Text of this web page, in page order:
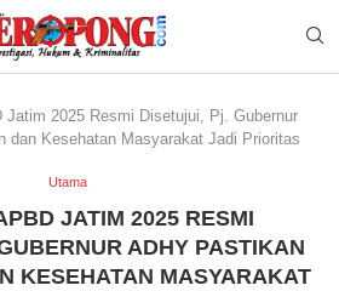
Jatim 2025 Resmi Disetujui, Pj. Gubernur
dan Kesehatan Masyarakat Jadi Prioritas
Utama
JATIM 2025 RESMI
ADHY PASTIKAN
KESEHATAN MASYARAKAT